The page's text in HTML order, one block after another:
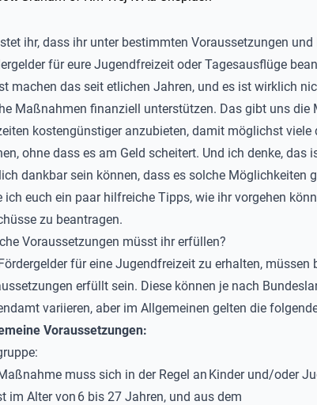
ihr, dass ihr unter bestimmten Voraussetzungen und
für eure Jugendfreizeit oder Tagesausflüge
machen das seit etlichen Jahren, und es ist wirklich
Maßnahmen finanziell unterstützen. Das gibt uns die
kostengünstiger anzubieten, damit möglichst viele
ohne dass es am Geld scheitert. Und ich denke, das
dankbar sein können, dass es solche Möglichkeiten
ich euch ein paar hilfreiche Tipps, wie ihrvorgehen
zu beantragen.
Voraussetzungen müsst ihr erfüllen?
für eine Jugendfreizeit zu erhalten, müssen
erfüllt sein. Diese können je nach
variieren, aber im Allgemeinen gelten die
Voraussetzungen:
muss sich in der Regel an Kinder und/oder
im Alter von 6 bis 27 Jahren, und aus dem